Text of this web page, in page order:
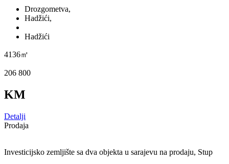
Drozgometva,
Hadžići,
Hadžići
4136㎡
206 800
KM
Detalji
Prodaja
Investicijsko zemljište sa dva objekta u sarajevu na prodaju, Stup